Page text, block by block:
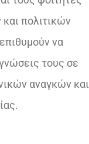
πολιτικών
να
τους σε
αναγκών και